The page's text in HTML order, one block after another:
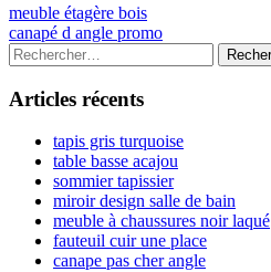
Navigation
de
l’article
Previous
article:
meuble étagère bois
Next
article:
canapé d angle promo
Colonne
latérale
principale
Rechercher :
Articles récents
tapis gris turquoise
table basse acajou
sommier tapissier
miroir design salle de bain
meuble à chaussures noir laqué
fauteuil cuir une place
canape pas cher angle